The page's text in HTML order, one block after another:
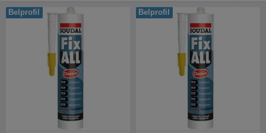
особенно в местах, подверженных большим механическим
нагрузкам, вибрациям и т. д
Belprofil Belprofil